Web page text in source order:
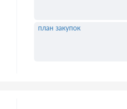
план закупок